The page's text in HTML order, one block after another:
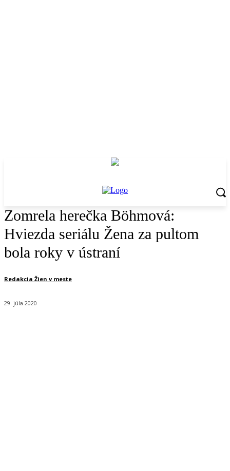
Zomrela herečka Böhmová:
Hviezda seriálu Žena za pultom
bola roky v ústraní
Redakcia Žien v meste
29. júla 2020